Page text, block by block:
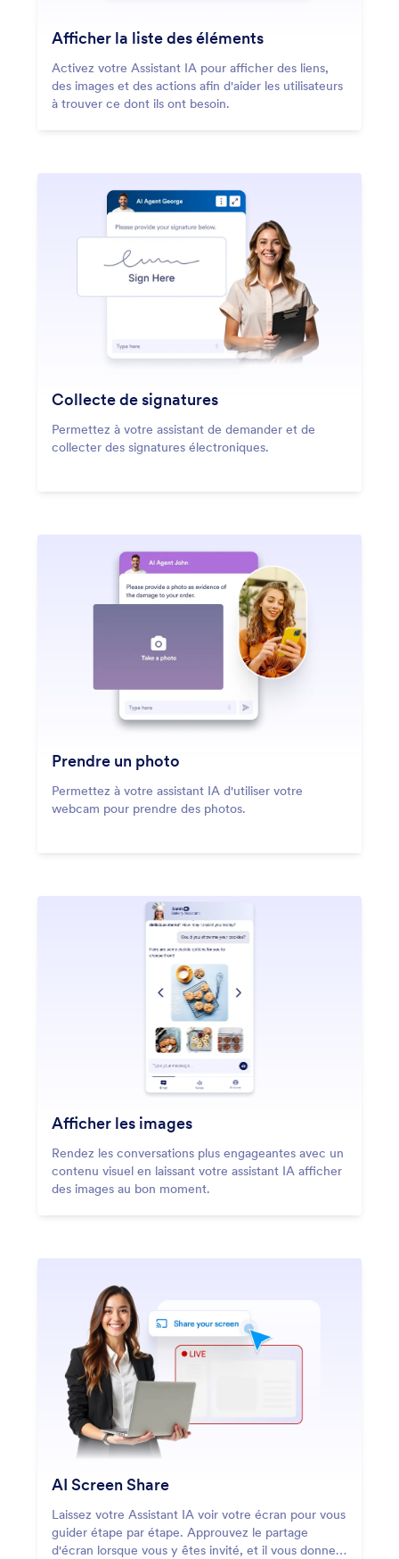
Afficher la liste des éléments
Activez votre Assistant IA pour afficher des liens,
des images et des actions afin d'aider les utilisateurs
à trouver ce dont ils ont besoin.
Collecte de signatures
Permettez à votre assistant de demander et de
collecter des signatures électroniques.
Prendre un photo
Permettez à votre assistant IA d'utiliser votre
webcam pour prendre des photos.
Afficher les images
Rendez les conversations plus engageantes avec un
contenu visuel en laissant votre assistant IA afficher
des images au bon moment.
AI Screen Share
Laissez votre Assistant IA voir votre écran pour vous
guider étape par étape. Approuvez le partage
d'écran lorsque vous y êtes invité, et il vous donnera